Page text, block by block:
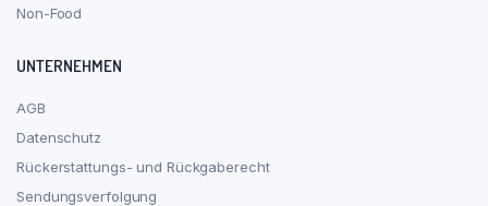
Non-Food
UNTERNEHMEN
AGB
Datenschutz
Rückerstattungs- und Rückgaberecht
Sendungsverfolgung